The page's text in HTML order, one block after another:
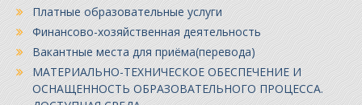
Платные образовательные услуги
Финансово-хозяйственная деятельность
Вакантные места для приёма(перевода)
МАТЕРИАЛЬНО-ТЕХНИЧЕСКОЕ ОБЕСПЕЧЕНИЕ И
ОСНАЩЕННОСТЬ ОБРАЗОВАТЕЛЬНОГО ПРОЦЕССА.